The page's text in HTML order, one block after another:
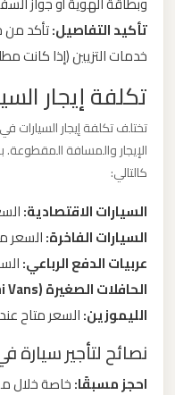
تأكيد التفاصيل:تأكد من
خدمات التزيين (إذا كانت
تكلفة إيجار
تختلف تكلفة إيجار السيارات
الإيجار والمسافة
كالتالي:
السيارات الاقتصادية:
السيارات الفاخرة:السعر
عربيات الدفع الرباعي:
الحافلات الصغيرة (Mini Vans):
الليموزين:السعر متاح
نصائح لتأجير سيارة
احجز مسبقًا:خاصة خلال
ليموزين
مرسي
مطروح
ليموزين
مطار
الشيخ
ليموزين
مطار
سفنكس